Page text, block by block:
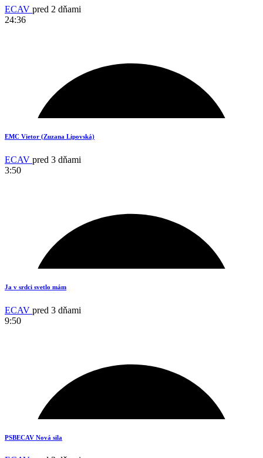
ECAV pred 2 dňami
24:36
3
EMC Vietor (Zuzana Lipovská)
ECAV pred 3 dňami
3:50
2
Ja v srdci svetlo mám
ECAV pred 3 dňami
9:50
PSBECAV Nová sila